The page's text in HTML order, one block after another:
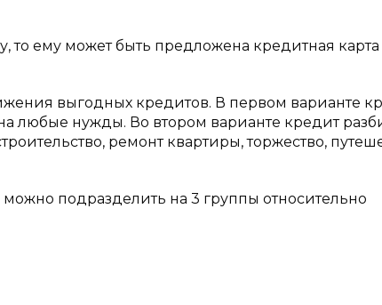
ему может быть предложена кредитная карта
выгодных кредитов. В первом варианте
любые нужды. Во втором варианте кредит
ремонт квартиры, торжество,
подразделить на 3 группы относительно